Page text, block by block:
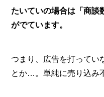
たいていの場合は「商談
がでています。
つまり、広告を打ってい
とか…。単純に売り込み